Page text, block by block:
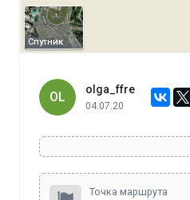
Спутник
OL
olga_ffre
04.07.20
Точка маршрута